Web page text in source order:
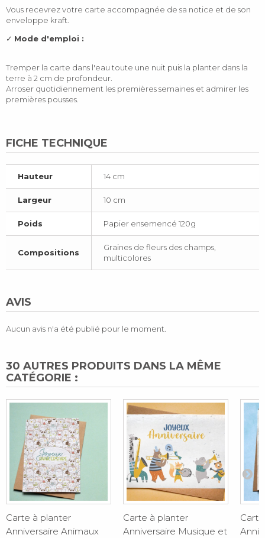
Vous recevrez votre carte accompagnée de sa notice et de son
enveloppe kraft.
✓ Mode d'emploi :
Tremper la carte dans l'eau toute une nuit puis la planter dans la
terre à 2 cm de profondeur.
Arroser quotidiennement les premières semaines et admirer les
premières pousses.
FICHE TECHNIQUE
Hauteur 14 cm
Largeur 10 cm
Poids Papier ensemencé 120g
Compositions
Graines de fleurs des champs,
multicolores
AVIS
Aucun avis n'a été publié pour le moment.
30 AUTRES PRODUITS DANS LA MÊME
CATÉGORIE :
Carte à planter
Anniversaire Animaux
Carte à planter
Anniversaire Musique et